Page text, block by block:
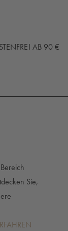
AB 90 €
Sie,